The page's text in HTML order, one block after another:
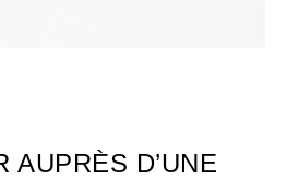
AUPRÈS D’UNE